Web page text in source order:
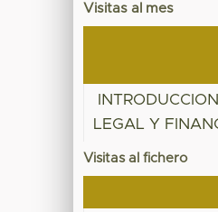
Visitas al mes
LEGAL Y
Visitas al fichero